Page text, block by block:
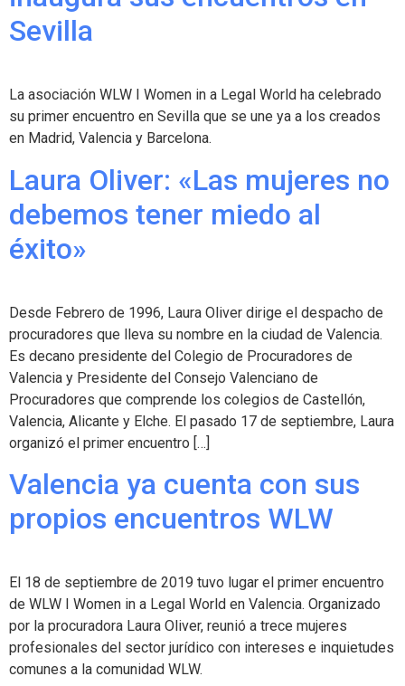
Sevilla
La asociación WLW I Women in a Legal World ha celebrado
su primer encuentro en Sevilla que se une ya a los creados
en Madrid, Valencia y Barcelona.
Laura Oliver: «Las mujeres no
debemos tener miedo al
éxito»
Desde Febrero de 1996, Laura Oliver dirige el despacho de
procuradores que lleva su nombre en la ciudad de Valencia.
Es decano presidente del Colegio de Procuradores de
Valencia y Presidente del Consejo Valenciano de
Procuradores que comprende los colegios de Castellón,
Valencia, Alicante y Elche. El pasado 17 de septiembre, Laura
organizó el primer encuentro […]
Valencia ya cuenta con sus
propios encuentros WLW
El 18 de septiembre de 2019 tuvo lugar el primer encuentro
de WLW I Women in a Legal World en Valencia. Organizado
por la procuradora Laura Oliver, reunió a trece mujeres
profesionales del sector jurídico con intereses e inquietudes
comunes a la comunidad WLW.